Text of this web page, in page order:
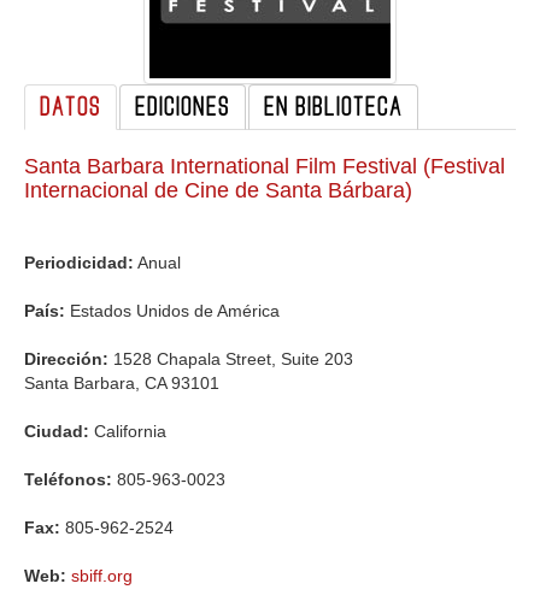
DATOS EDICIONES EN BIBLIOTECA
Santa Barbara International Film Festival (Festival
Internacional de Cine de Santa Bárbara)
Periodicidad: Anual
País: Estados Unidos de América
Dirección: 1528 Chapala Street, Suite 203
Santa Barbara, CA 93101
Ciudad: California
Teléfonos: 805-963-0023
Fax: 805-962-2524
Web: sbiff.org